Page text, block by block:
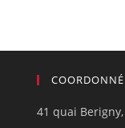
41 quai